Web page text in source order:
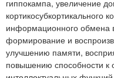
гиппокампа, увеличение
кортикосубкортикального
информационного обмена
формирование и
улучшению памяти,
повышению способности к